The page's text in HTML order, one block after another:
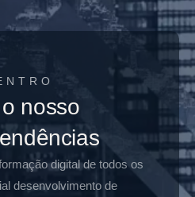
nosso
digital de todos os
desenvolvimento de